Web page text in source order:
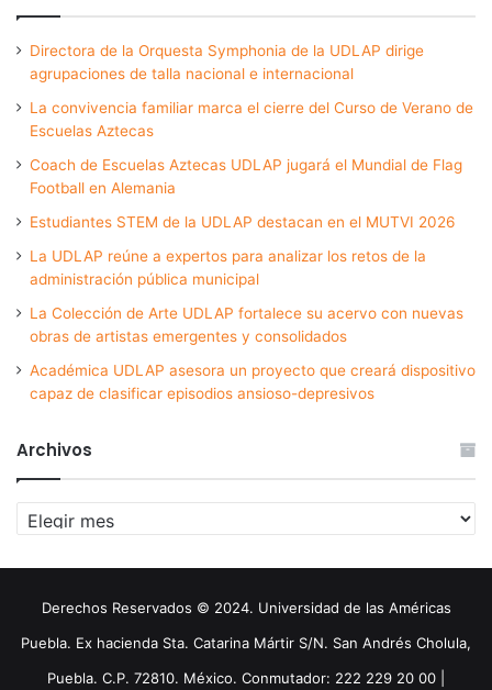
Directora de la Orquesta Symphonia de la UDLAP dirige
agrupaciones de talla nacional e internacional
La convivencia familiar marca el cierre del Curso de Verano de
Escuelas Aztecas
Coach de Escuelas Aztecas UDLAP jugará el Mundial de Flag
Football en Alemania
Estudiantes STEM de la UDLAP destacan en el MUTVI 2026
La UDLAP reúne a expertos para analizar los retos de la
administración pública municipal
La Colección de Arte UDLAP fortalece su acervo con nuevas
obras de artistas emergentes y consolidados
Académica UDLAP asesora un proyecto que creará dispositivo
capaz de clasificar episodios ansioso-depresivos
Archivos
Archivos
Derechos Reservados © 2024. Universidad de las Américas
Puebla. Ex hacienda Sta. Catarina Mártir S/N. San Andrés Cholula,
Puebla. C.P. 72810. México. Conmutador: 222 229 20 00 |